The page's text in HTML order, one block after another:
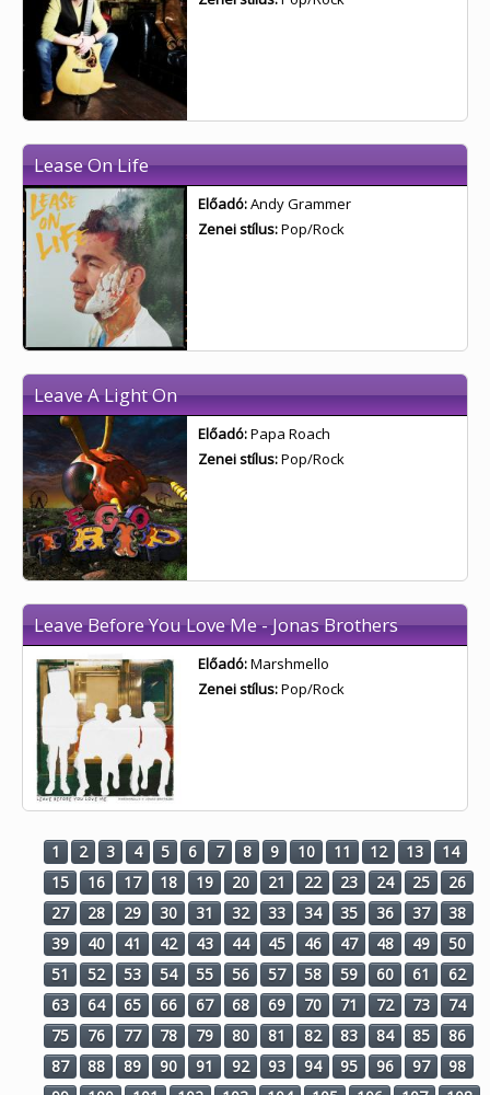
Lease On Life
Előadó:Andy Grammer
Zenei stílus:Pop/Rock
Leave A Light On
Előadó:Papa Roach
Zenei stílus:Pop/Rock
Leave Before You Love Me - Jonas Brothers
Előadó:Marshmello
Zenei stílus:Pop/Rock
1 2 3 4 5 6 7 8 9 10 11 12 13
14
15
16 17 18 19 20 21 22 23 24 25
26
27
28 29 30 31 32 33 34 35 36 37
38
39
40 41 42 43 44 45 46 47 48 49
50
51
52 53 54 55 56 57 58 59 60 61
62
63
64 65 66 67 68 69 70 71 72 73
74
75
76 77 78 79 80 81 82 83 84 85
86
87
88 89 90 91 92 93 94 95 96 97
98